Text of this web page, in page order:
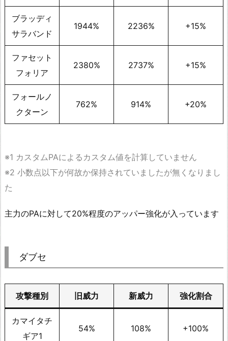
ブラッディ
サラバンド
1944% 2236% +15%
ファセット
フォリア
2380% 2737% +15%
フォールノ
クターン
762% 914% +20%
※1 カスタムPAによるカスタム値を計算していません
※2 小数点以下が何故か保持されていましたが無くなりまし
た
主力のPAに対して20%程度のアッパー強化が入っています
ダブセ
攻撃種別 旧威力 新威力 強化割合
カマイタチ
ギア1
54% 108% +100%